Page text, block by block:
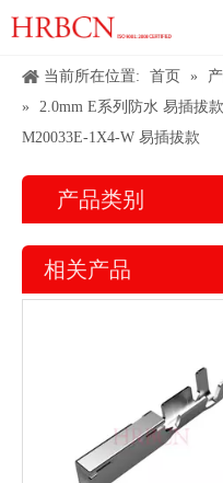
当前所在位置: 首页 »
»
2.0mm E系列防水 易插拔款
M20033E-1X4-W 易插拔款
产品类别
相关产品